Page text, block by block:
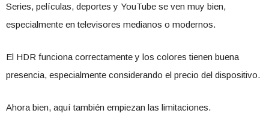
Series, películas, deportes y YouTube se ven muy bien,
especialmente en televisores medianos o modernos.
El HDR funciona correctamente y los colores tienen buena
presencia, especialmente considerando el precio del dispositivo.
Ahora bien, aquí también empiezan las limitaciones.